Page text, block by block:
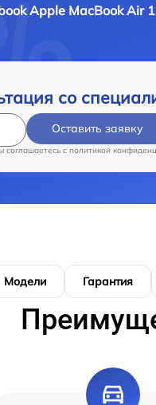
Apple MacBook Air
со
Оставить заявку
соглашаетесь c политикой
Модели Гарантия